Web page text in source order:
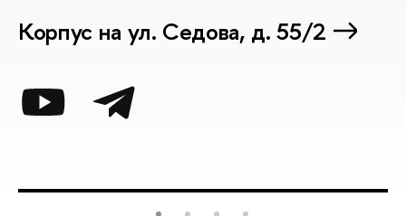
Корпус на ул. Седова, д. 55/2